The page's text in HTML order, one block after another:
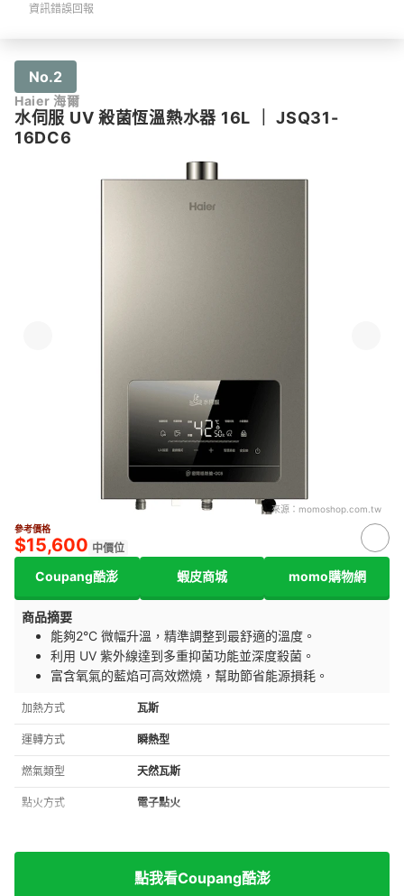
資訊錯誤回報
No.2
Haier 海爾
水伺服 UV 殺菌恆溫熱水器 16L ｜JSQ31-
16DC6
來源： momoshop.com.tw
參考價格
$15,600 中價位
Coupang酷澎 蝦皮商城 momo購物網
商品摘要
能夠2°C 微幅升溫，精準調整到最舒適的溫度。
利用 UV 紫外線達到多重抑菌功能並深度殺菌。
富含氧氣的藍焰可高效燃燒，幫助節省能源損耗。
加熱方式 瓦斯
運轉方式 瞬熱型
燃氣類型 天然瓦斯
點火方式 電子點火
點我看Coupang酷澎